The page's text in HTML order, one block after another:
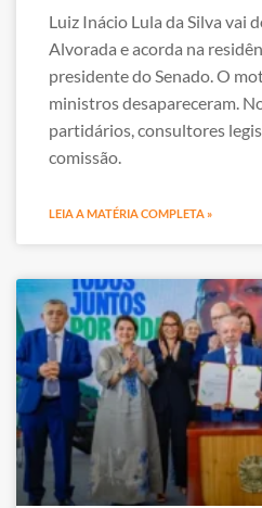
Luiz Inácio Lula da Silva vai
Alvorada e acorda na
presidente do Senado. O
ministros desapareceram.
partidários, consultores
comissão.
LEIA A MATÉRIA COMPLETA »